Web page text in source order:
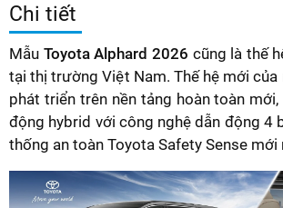
Chi tiết
Mẫu Toyota Alphard 2026 cũng là thế
tại thị trường Việt Nam. Thế hệ mới của
phát triển trên nền tảng hoàn toàn
động hybrid với công nghệ dẫn động 4
thống an toàn Toyota Safety Sense mới